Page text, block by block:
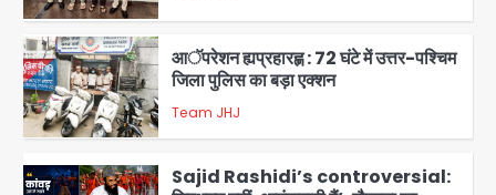
3
4
आॅपरेशन ह्यप्रहारह्ण : 72 घंटे में उत्तर-पश्चिम
जिला पुलिस का बड़ा एक्शन
Team JHJ
Sajid Rashidi’s controversial: